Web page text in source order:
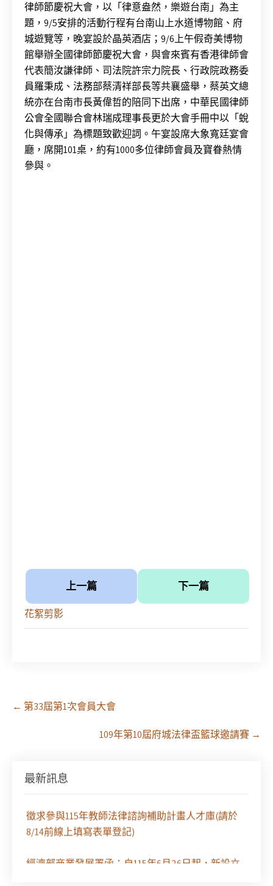
律師節慶祝大會，以「律意盎然，樂遊台南」為主
題， 9/5安排的活動行程有台南山上水道博物館、府
城遊覽等，晚宴設於晶英酒店 ； 9/6上午假奇美博物
館舉辦全國律師節慶祝大會， 與會來賓有香港律師會
代表簡汝謙律師、司法院許宗力院長、行政院政務委
員羅秉成、法務部蔡清祥部長等共襄盛舉，蔡英文總
統亦在台南市長黃偉哲的陪同下出席，中華民國律師
公會全國聯合會林瑞成理事長更於大會手冊中以「蛻
化與傳承」為標題致歡迎詞。午宴設席大象寬廷宴會
廳，席開101桌，約有1000多位律師會員及寶眷熱情
參與。
上一篇 下一篇
花絮剪影
Post
navigation
← 第33屆第1次會員大會
109年第10屆府城法律盃籃球邀請賽 →
最新訊息
【課程報名】全律會與台北律師公會等單位定於8月
保留地為核心」課程（8/10上午－8/26中午報名）
徵求參與115年教師法律諮詢補助計畫人才庫(請於
8/14前線上填寫表單登記)
經濟部商業發展署函：自115年6月26日起，新設立